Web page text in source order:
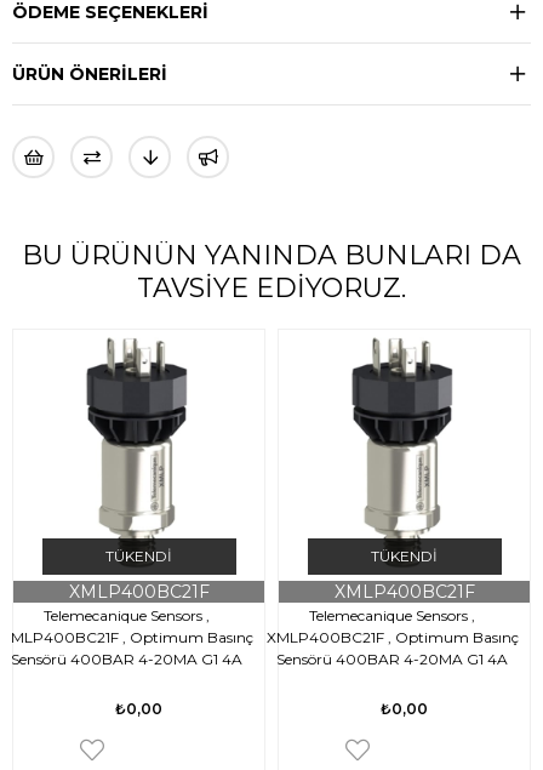
ÖDEME SEÇENEKLERI
ÜRÜN ÖNERILERI
BU ÜRÜNÜN YANINDA BUNLARI DA
TAVSIYE EDIYORUZ.
TÜKENDI
Telemecanique Sensors ,
XMLP400BC21F , Optimum Basınç
Sensörü 400BAR 4-20MA G1 4A
XMLP400BC21F
₺0,00
TÜKENDI
Telemecanique Sensors ,
XMLP400BC21F , Optimum Basınç
Sensörü 400BAR 4-20MA G1 4A
XMLP400BC21F
₺0,00